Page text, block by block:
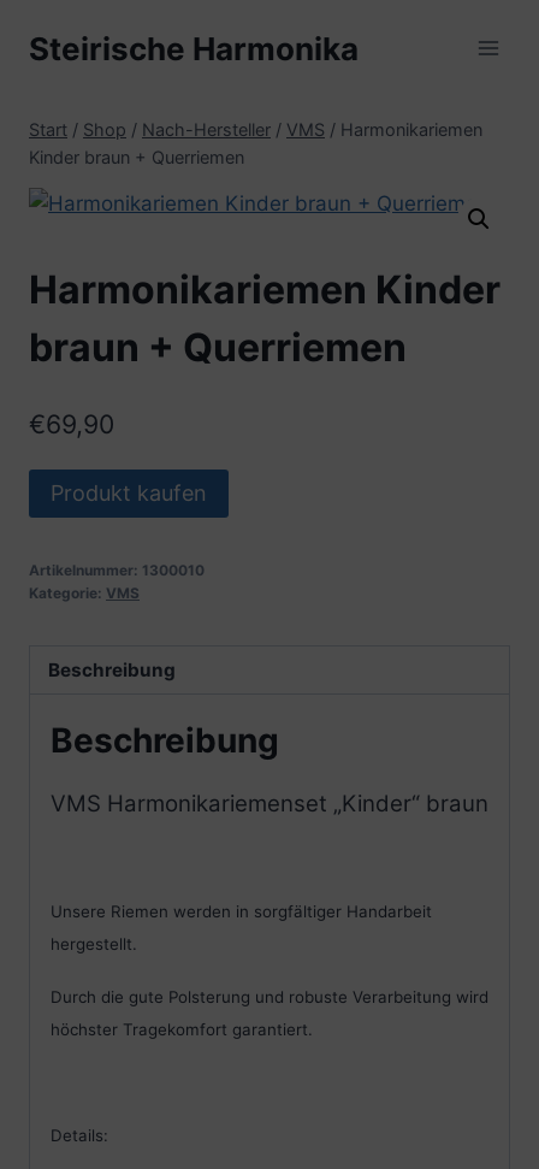
InhaltSteirische Harmonika
Start / Shop / Nach-Hersteller / VMS / Harmonikariemen
Kinder braun + Querriemen
Harmonikariemen Kinder
braun + Querriemen
€69,90
Produkt kaufen
Artikelnummer: 1300010
Kategorie: VMS
Beschreibung
Beschreibung
VMS Harmonikariemenset „Kinder“ braun
Unsere Riemen werden in sorgfältiger Handarbeit
hergestellt.
Durch die gute Polsterung und robuste Verarbeitung wird
höchster Tragekomfort garantiert.
Details: